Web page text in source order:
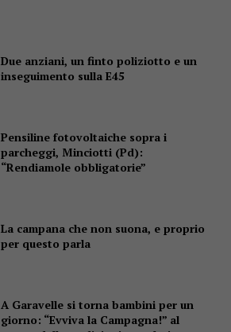
Due anziani, un finto poliziotto e un
inseguimento sulla E45
Pensiline fotovoltaiche sopra i
parcheggi, Minciotti (Pd):
“Rendiamole obbligatorie”
La campana che non suona, e proprio
per questo parla
A Garavelle si torna bambini per un
giorno: “Evviva la Campagna!” al